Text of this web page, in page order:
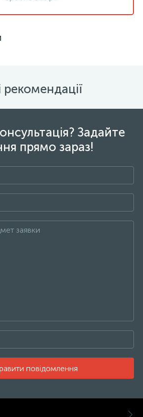
Задайте
прямо зараз!
повідомлення